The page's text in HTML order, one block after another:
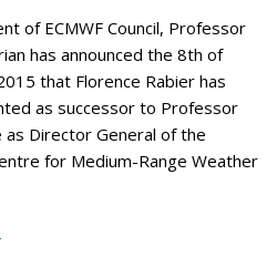
of ECMWF Council, Professor
has announced the 8th of
that Florence Rabier has
as successor to Professor
as Director General of the
for Medium-Range Weather